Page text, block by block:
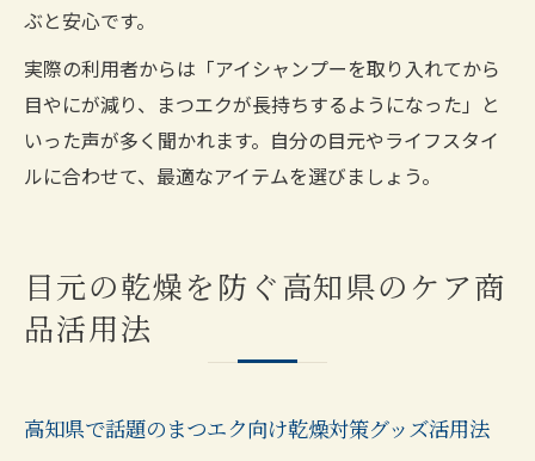
ぶと安心です。
実際の利用者からは「アイシャンプーを取り入れてから
目やにが減り、まつエクが長持ちするようになった」と
いった声が多く聞かれます。自分の目元やライフスタイ
ルに合わせて、最適なアイテムを選びましょう。
目元の乾燥を防ぐ高知県のケア商
品活用法
高知県で話題のまつエク向け乾燥対策グッズ活用法